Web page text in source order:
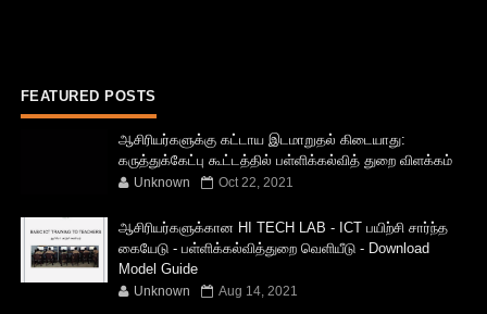
FEATURED POSTS
ஆசிரியர்களுக்கு கட்டாய இடமாறுதல் கிடையாது:
கருத்துக்கேட்பு கூட்டத்தில் பள்ளிக்கல்வித் துறை விளக்கம்
Unknown Oct 22, 2021
ஆசிரியர்களுக்கான HI TECH LAB - ICT பயிற்சி சார்ந்த
கையேடு - பள்ளிக்கல்வித்துறை வெளியீடு - Download
Model Guide
Unknown Aug 14, 2021